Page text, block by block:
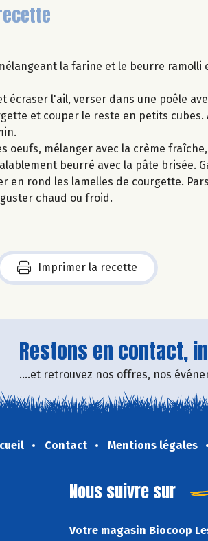
la farine et le beurre ramolli
écraser l'ail, verser dans une poêle
et couper le reste en petits
oeufs, mélanger avec la crème
beurré avec la pâte brisée.
en rond les lamelles de courgette.
chaud ou froid.
Imprimer la recette
Restons en contact,
....et retrouvez nos offres, nos
Contact Mentions légales
Nous suivre sur
Votre magasin Biocoop